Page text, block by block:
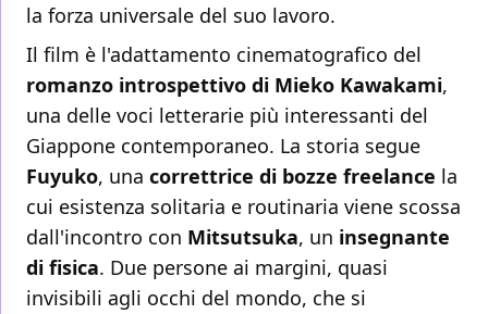
la forza universale del suo lavoro.
Il film è l'adattamento cinematografico del
romanzo introspettivo di Mieko Kawakami,
una delle voci letterarie più interessanti del
Giappone contemporaneo. La storia segue
Fuyuko, una correttrice di bozze freelance la
cui esistenza solitaria e routinaria viene scossa
dall'incontro con Mitsutsuka, un insegnante
di fisica. Due persone ai margini, quasi
invisibili agli occhi del mondo, che si